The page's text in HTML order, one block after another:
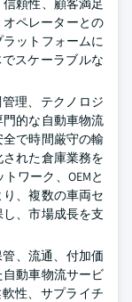
頼性、顧客満足
オペレーターとの
ットフォームに
スケーラブルな
理、テクノロジ
的な自動車物流
で時間厳守の輸
れた倉庫業務を
ワーク、OEMと
、複数の車両セ
、市場成長を支
、流通、付加価
動車物流サービ
性、サプライチ